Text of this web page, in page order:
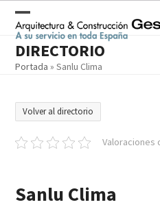
contentOpen
mobile
menu
Close
mobile
menu
DIRECTORIO
Portada »Sanlu Clima
Volver al directorio
Valoraciones
Sanlu Clima